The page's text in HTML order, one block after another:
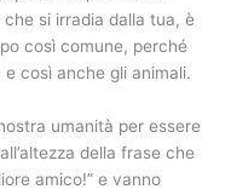
si irradia dalla tua, è
così comune, perché
così anche gli animali.
umanità per essere
della frase che
amico!” e vanno